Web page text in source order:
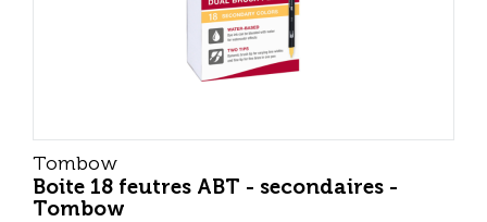
Tombow
Boite 18 feutres ABT - secondaires -
Tombow